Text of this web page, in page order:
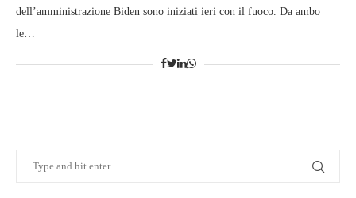
dell’amministrazione Biden sono iniziati ieri con il fuoco. Da ambo
le…